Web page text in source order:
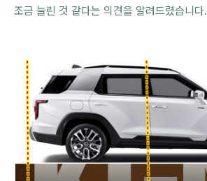
조금 늘린 것 같다는 의견을 알려드렸습니다.